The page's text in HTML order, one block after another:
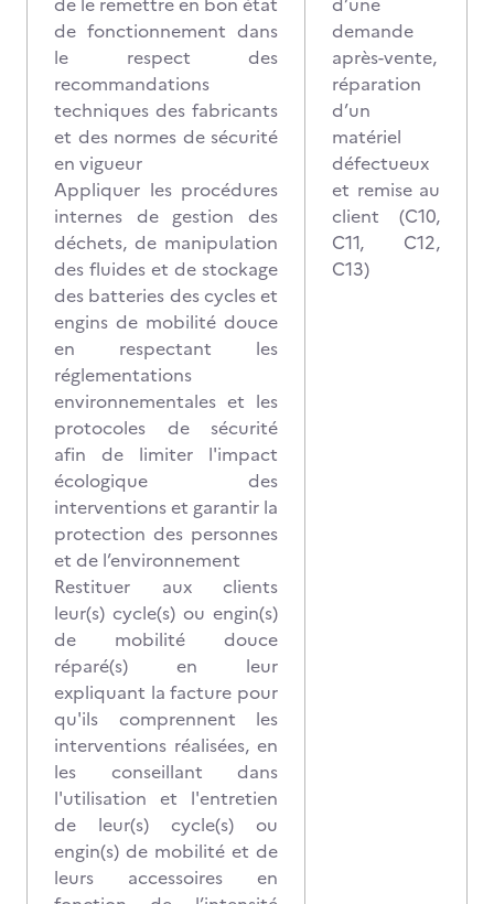
de fonctionnement dans
le respect des
recommandations
techniques des fabricants
et des normes de sécurité
en vigueur
Appliquer les procédures
internes de gestion des
déchets, de manipulation
des fluides et de stockage
des batteries des cycles et
engins de mobilité douce
en respectant les
réglementations
environnementales et les
protocoles de sécurité
afin de limiter l'impact
écologique des
interventions et garantir la
protection des personnes
et de l’environnement
Restituer aux clients
leur(s) cycle(s) ou engin(s)
de mobilité douce
réparé(s) en leur
expliquant la facture pour
qu'ils comprennent les
interventions réalisées, en
les conseillant dans
l'utilisation et l'entretien
de leur(s) cycle(s) ou
engin(s) de mobilité et de
leurs accessoires en
demande
après-vente,
réparation
d’un
matériel
défectueux
et remise au
client (C10,
C11, C12,
C13)